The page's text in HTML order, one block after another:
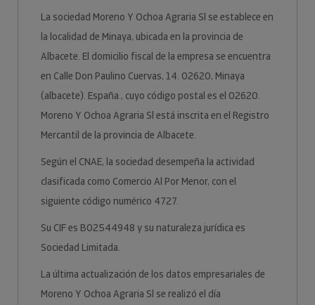
La sociedad Moreno Y Ochoa Agraria Sl se establece en
la localidad de Minaya, ubicada en la provincia de
Albacete. El domicilio fiscal de la empresa se encuentra
en Calle Don Paulino Cuervas, 14. 02620, Minaya
(albacete). España., cuyo código postal es el 02620.
Moreno Y Ochoa Agraria Sl está inscrita en el Registro
Mercantil de la provincia de Albacete.
Según el CNAE, la sociedad desempeña la actividad
clasificada como Comercio Al Por Menor, con el
siguiente código numérico 4727.
Su CIF es B02544948 y su naturaleza jurídica es
Sociedad Limitada.
La última actualización de los datos empresariales de
Moreno Y Ochoa Agraria Sl se realizó el día